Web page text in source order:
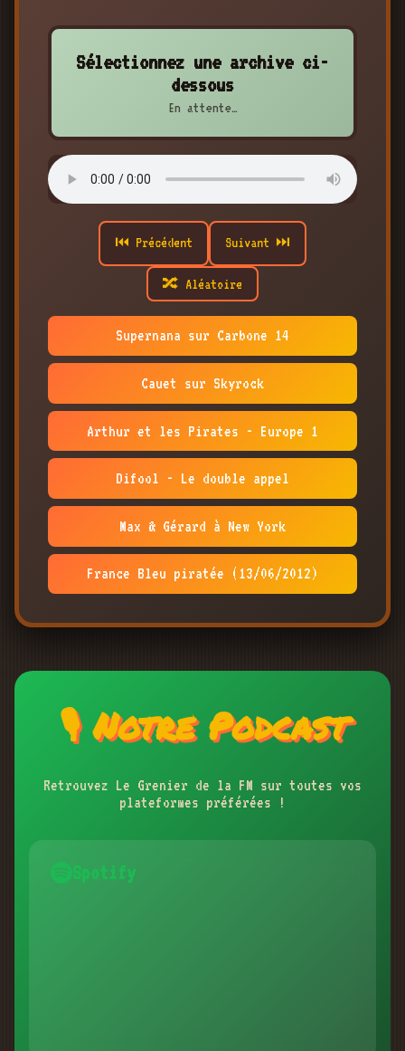
Sélectionnez une archive ci-
dessous
En attente…
⏮ Précédent Suivant ⏭
🔀 Aléatoire
Supernana sur Carbone 14
Cauet sur Skyrock
Arthur et les Pirates - Europe 1
Difool - Le double appel
Max & Gérard à New York
France Bleu piratée (13/06/2012)
🎙️ Notre Podcast
Retrouvez Le Grenier de la FM sur toutes vos
plateformes préférées !
Spotify